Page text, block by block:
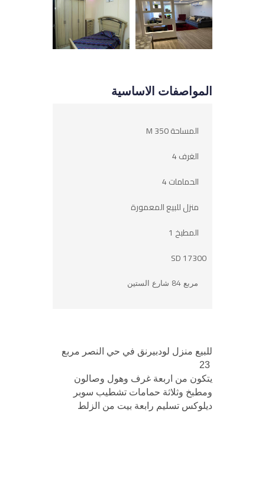
المواصفات الاساسية
المساحة 350 M
الغرف 4
الحمامات 4
منزل للبيع المعمورة
المطبخ 1
17300 SD
مربع 84 شارع الستين
للبيع منزل لودبيرنق في حي النصر مربع
يتكون من اربعة غرف وهول وصالون
ومطبخ وثلاثة حمامات تشطيب سوبر
ديلوكس تسليم رابعة بيت من الزلط